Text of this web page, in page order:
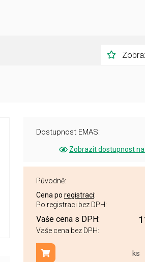
Dostupnost EMAS:
Zobrazit dostupnost
Původně:
Cena po registraci:
Po registraci bez DPH:
Vaše cena s DPH:
Vaše cena bez DPH:
ks
Přidat do košíku